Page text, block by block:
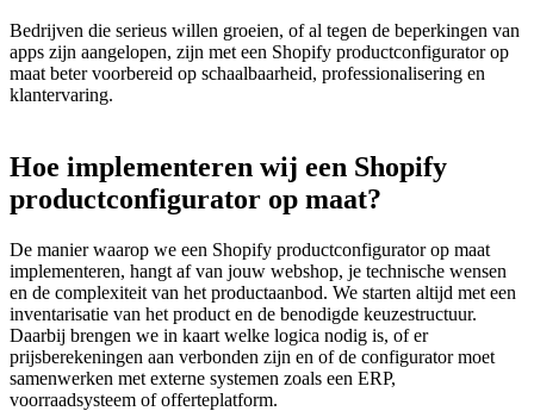
Bedrijven die serieus willen groeien, of al tegen de beperkingen van
apps zijn aangelopen, zijn met een Shopify productconfigurator op
maat beter voorbereid op schaalbaarheid, professionalisering en
klantervaring.
Hoe implementeren wij een Shopify
productconfigurator op maat?
De manier waarop we een Shopify productconfigurator op maat
implementeren, hangt af van jouw webshop, je technische wensen
en de complexiteit van het productaanbod. We starten altijd met een
inventarisatie van het product en de benodigde keuzestructuur.
Daarbij brengen we in kaart welke logica nodig is, of er
prijsberekeningen aan verbonden zijn en of de configurator moet
samenwerken met externe systemen zoals een ERP,
voorraadsysteem of offerteplatform.